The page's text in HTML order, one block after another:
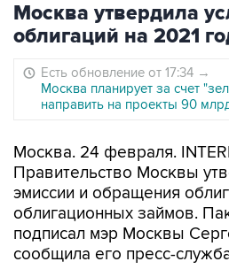
Москва утвердила
облигаций на 2021
Есть обновление от 17:34 →
Москва планирует за счет
направить на проекты 90
Москва. 24 февраля.
Правительство Москвы
эмиссии и обращения
облигационных займов.
подписал мэр Москвы
сообщила его пресс-